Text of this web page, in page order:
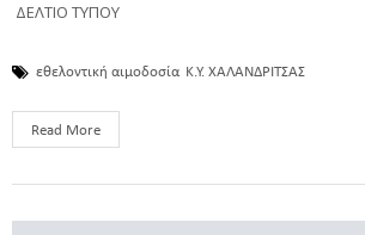
ΔΕΛΤΙΟ
εθελοντική αιμοδοσία Κ.Υ. ΧΑΛΑΝΔΡΙΤΣΑΣ
Read More